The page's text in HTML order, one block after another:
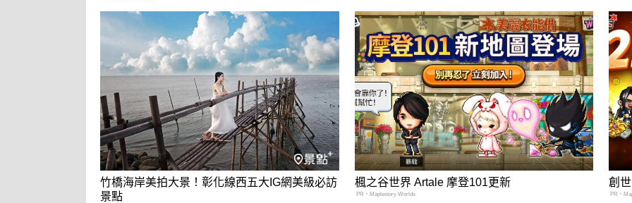
竹橋海岸美拍大景！彰化線西五大IG網美級必訪
景點
楓之谷世界 Artale 摩登101更新
PR・Maplestory Worlds
創
PR・